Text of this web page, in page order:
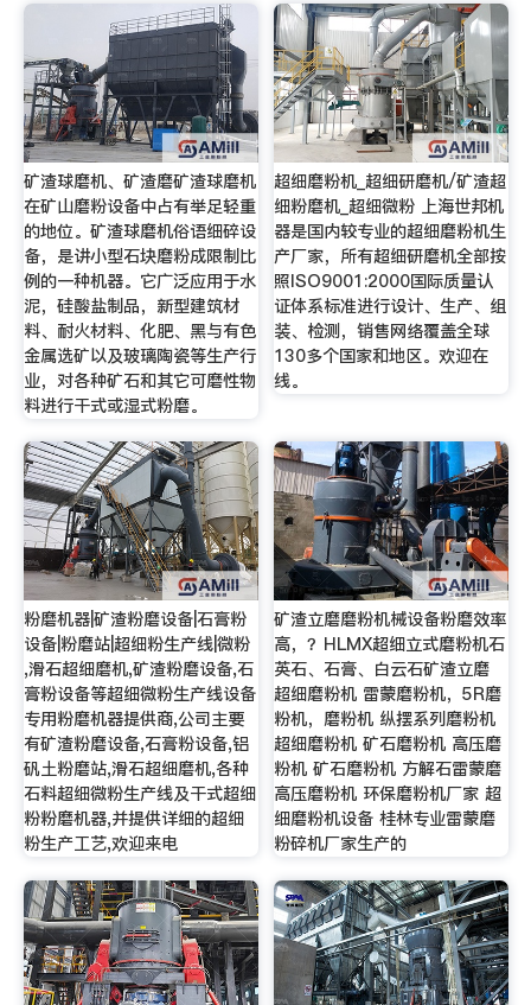
矿渣球磨机、矿渣磨矿渣球磨机
在矿山磨粉设备中占有举足轻重
的地位。矿渣球磨机俗语细碎设
备，是讲小型石块磨粉成限制比
例的一种机器。它广泛应用于水
泥，硅酸盐制品，新型建筑材
料、耐火材料、化肥、黑与有色
金属选矿以及玻璃陶瓷等生产行
业，对各种矿石和其它可磨性物
料进行干式或湿式粉磨。
超细磨粉机_超细研磨机/矿渣超
细粉磨机_超细微粉 上海世邦机
器是国内较专业的超细磨粉机生
产厂家，所有超细研磨机全部按
照ISO9001:2000国际质量认
证体系标准进行设计、生产、组
装、检测，销售网络覆盖全球
130多个国家和地区。欢迎在
线。
粉磨机器|矿渣粉磨设备|石膏粉
设备|粉磨站|超细粉生产线|微粉
,滑石超细磨机,矿渣粉磨设备,石
膏粉设备等超细微粉生产线设备
专用粉磨机器提供商,公司主要
有矿渣粉磨设备,石膏粉设备,铝
矾土粉磨站,滑石超细磨机,各种
石料超细微粉生产线及干式超细
粉粉磨机器,并提供详细的超细
粉生产工艺,欢迎来电
矿渣立磨磨粉机械设备粉磨效率
高，？HLMX超细立式磨粉机石
英石、石膏、白云石矿渣立磨
超细磨粉机 雷蒙磨粉机，5R磨
粉机，磨粉机 纵摆系列磨粉机
超细磨粉机 矿石磨粉机 高压磨
粉机 矿石磨粉机 方解石雷蒙磨
高压磨粉机 环保磨粉机厂家 超
细磨粉机设备 桂林专业雷蒙磨
粉碎机厂家生产的